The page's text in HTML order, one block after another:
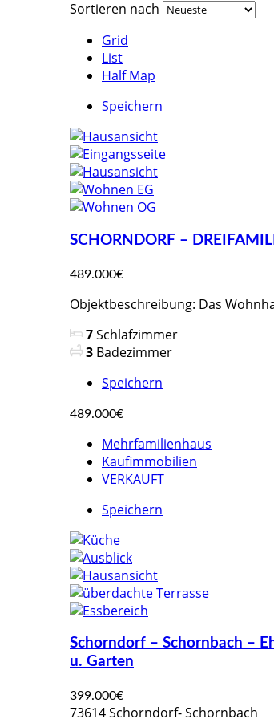
Sortieren nach
Grid
List
Half Map
Speichern
SCHORNDORF –
489.000€
Objektbeschreibung: Das
7Schlafzimmer
3 Badezimmer
Speichern
489.000€
Mehrfamilienhaus
Kaufimmobilien
VERKAUFT
Speichern
Schorndorf – Schornbach –
u. Garten
399.000€
73614 Schorndorf- Schornbach